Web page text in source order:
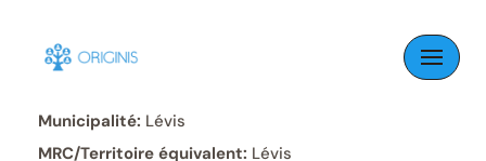
Skip
content
Municipalité: Lévis
MRC/Territoire équivalent: Lévis